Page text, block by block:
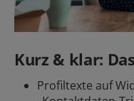
Kurz & klar:
Profiltexte auf